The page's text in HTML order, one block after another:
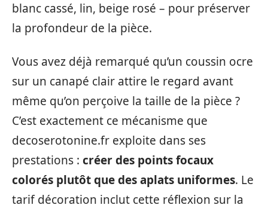
blanc cassé, lin, beige rosé – pour préserver
la profondeur de la pièce.
Vous avez déjà remarqué qu’un coussin ocre
sur un canapé clair attire le regard avant
même qu’on perçoive la taille de la pièce ?
C’est exactement ce mécanisme que
decoserotonine.fr exploite dans ses
prestations : créer des points focaux
colorés plutôt que des aplats uniformes. Le
tarif décoration inclut cette réflexion sur la